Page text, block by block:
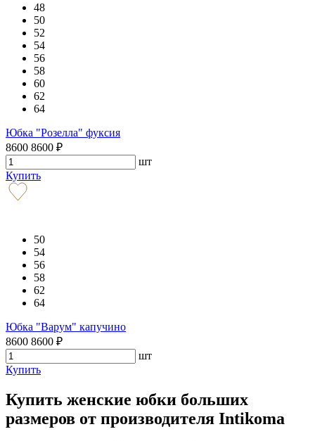
48
50
52
54
56
58
60
62
64
Юбка "Розелла" фуксия
8600 8600 ₽
шт
Купить
50
54
56
58
62
64
Юбка "Варум" капучино
8600 8600 ₽
шт
Купить
Купить женские юбки больших
размеров от производителя Intikoma